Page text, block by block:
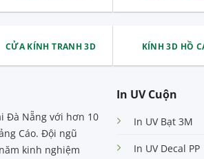
CỬA KÍNH TRANH 3D KÍNH 3D HỒ
Đà Nẵng với hơn 10
Cáo. Đội ngũ
kinh nghiệm
In UV Cuộn
In UV Bạt 3M
In UV Decal PP